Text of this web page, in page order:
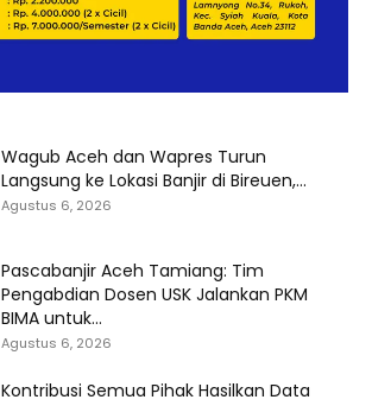
Wagub Aceh dan Wapres Turun
Langsung ke Lokasi Banjir di Bireuen,...
Agustus 6, 2026
Pascabanjir Aceh Tamiang: Tim
Pengabdian Dosen USK Jalankan PKM
BIMA untuk...
Agustus 6, 2026
Kontribusi Semua Pihak Hasilkan Data